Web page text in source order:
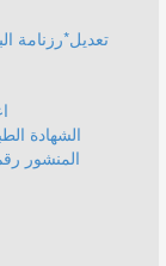
*تعديل*رزنامة
الشهادة